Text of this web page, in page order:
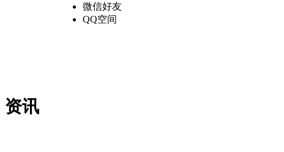
微信好友
QQ空间
资讯